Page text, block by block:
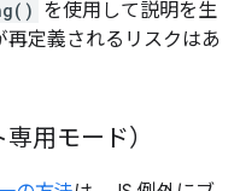
を使用して説明を生
再定義されるリスクはあ
用モード）